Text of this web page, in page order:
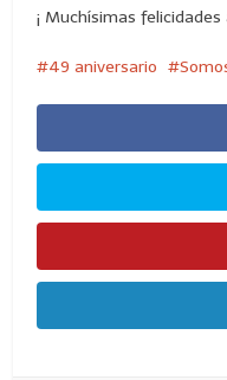
¡ Muchísimas
49 aniversario